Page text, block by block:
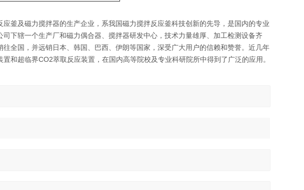
釜及磁力搅拌器的生产企业，系我国磁力搅拌反应釜科技创新的先导，是国内的专业
下辖一个生产厂和磁力偶合器、搅拌器研发中心，技术力量雄厚、加工检测设备齐
全国，并远销日本、韩国、巴西、伊朗等国家，深受广大用户的信赖和赞誉。近几年
和超临界CO2萃取反应装置，在国内高等院校及专业科研院所中得到了广泛的应用。